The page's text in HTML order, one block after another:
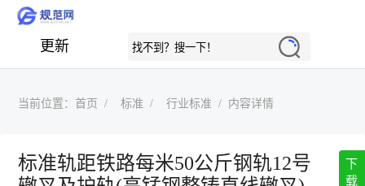
更新
当前位置： 首页 标准 行业标准 内容详情
标准轨距铁路每米50公斤钢轨12号
下
载